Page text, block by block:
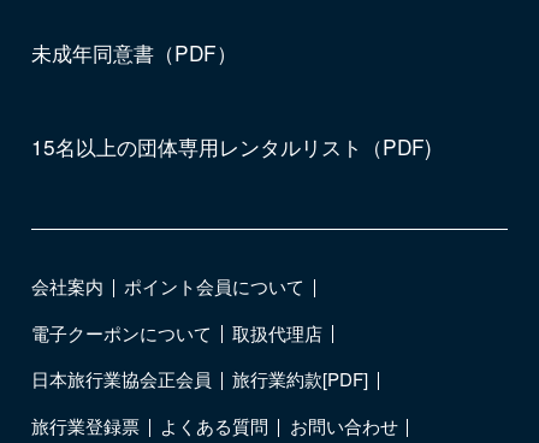
未成年同意書（PDF）
15名以上の団体専用レンタルリスト（PDF)
会社案内
ポイント会員について
電子クーポンについて
取扱代理店
日本旅行業協会正会員
旅行業約款[PDF]
旅行業登録票
よくある質問
お問い合わせ